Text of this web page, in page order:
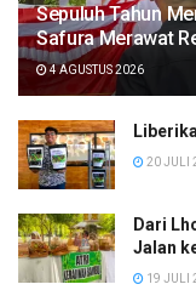
Sepuluh Tahun
Safura Merawat
4 AGUSTUS 2026
20 JULI
Dari
Jalan
19 JULI